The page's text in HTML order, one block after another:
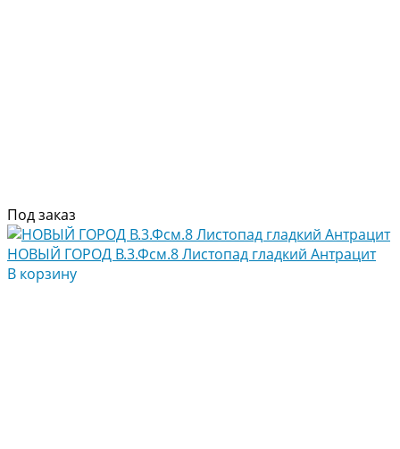
Под заказ
НОВЫЙ ГОРОД В.3.Фсм.8 Листопад гладкий Антрацит
В корзину